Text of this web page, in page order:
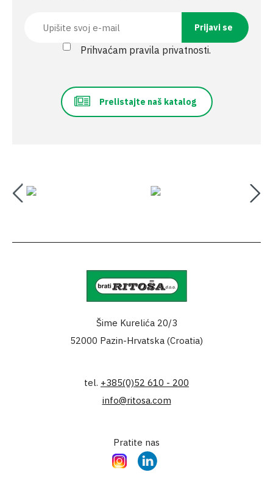
Prihvaćam pravila privatnosti.
Prelistajte naš katalog
Šime Kurelića 20/3
52000 Pazin-Hrvatska (Croatia)
tel. +385(0)52 610 - 200
info@ritosa.com
Pratite nas
InstagramLinkedIn